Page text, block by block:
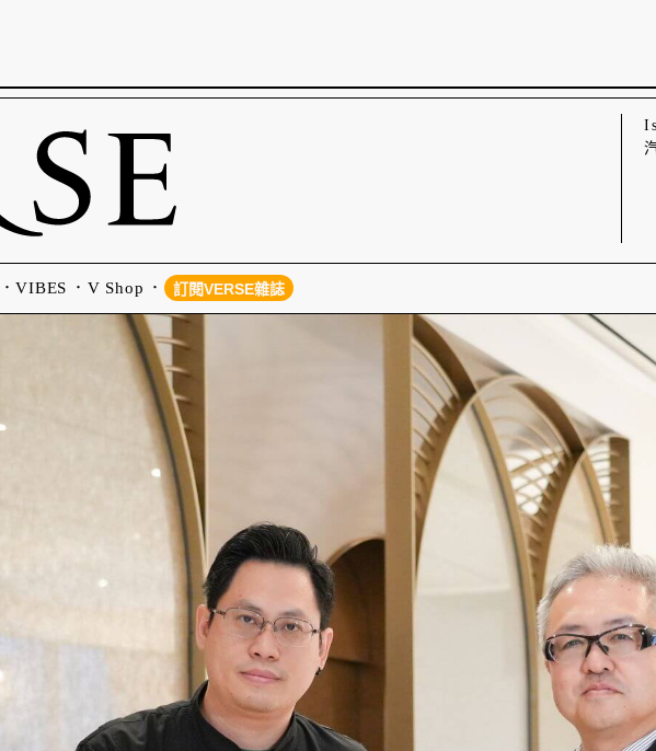
VIBES V Shop 訂閱VERSE雜誌